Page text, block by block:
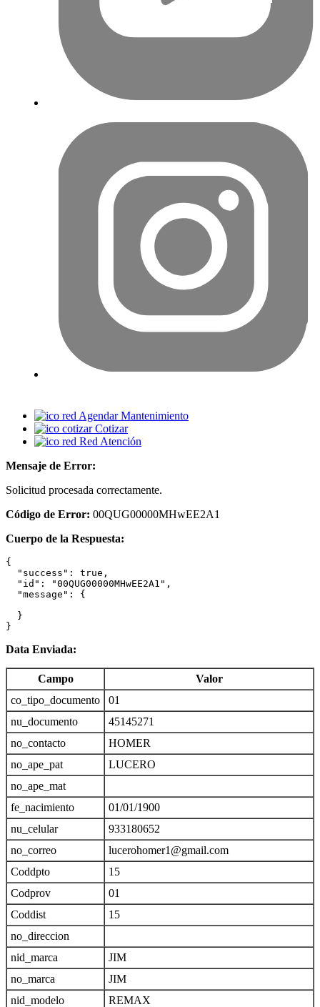
Agendar Mantenimiento
Cotizar
Red Atención
Mensaje de Error:
Solicitud procesada correctamente.
Código de Error: 00QUG00000MHwEE2A1
Cuerpo de la Respuesta:
{
  "success": true,
  "id": "00QUG00000MHwEE2A1",
  "message": {
  }
}
Data Enviada:
Campo
Valor
co_tipo_documento
01
nu_documento
45145271
no_contacto
HOMER
no_ape_pat
LUCERO
no_ape_mat
fe_nacimiento
01/01/1900
nu_celular
933180652
no_correo
lucerohomer1@gmail.com
Coddpto
15
Codprov
01
Coddist
15
no_direccion
nid_marca
JIM
no_marca
JIM
nid_modelo
REMAX